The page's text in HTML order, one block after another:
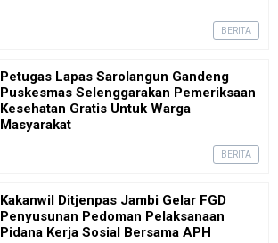
BERITA
BERITA
Petugas Lapas Sarolangun Gandeng
Puskesmas Selenggarakan Pemeriksaan
Kesehatan Gratis Untuk Warga
Masyarakat
Kakanwil Ditjenpas Jambi Gelar FGD
Penyusunan Pedoman Pelaksanaan
Pidana Kerja Sosial Bersama APH